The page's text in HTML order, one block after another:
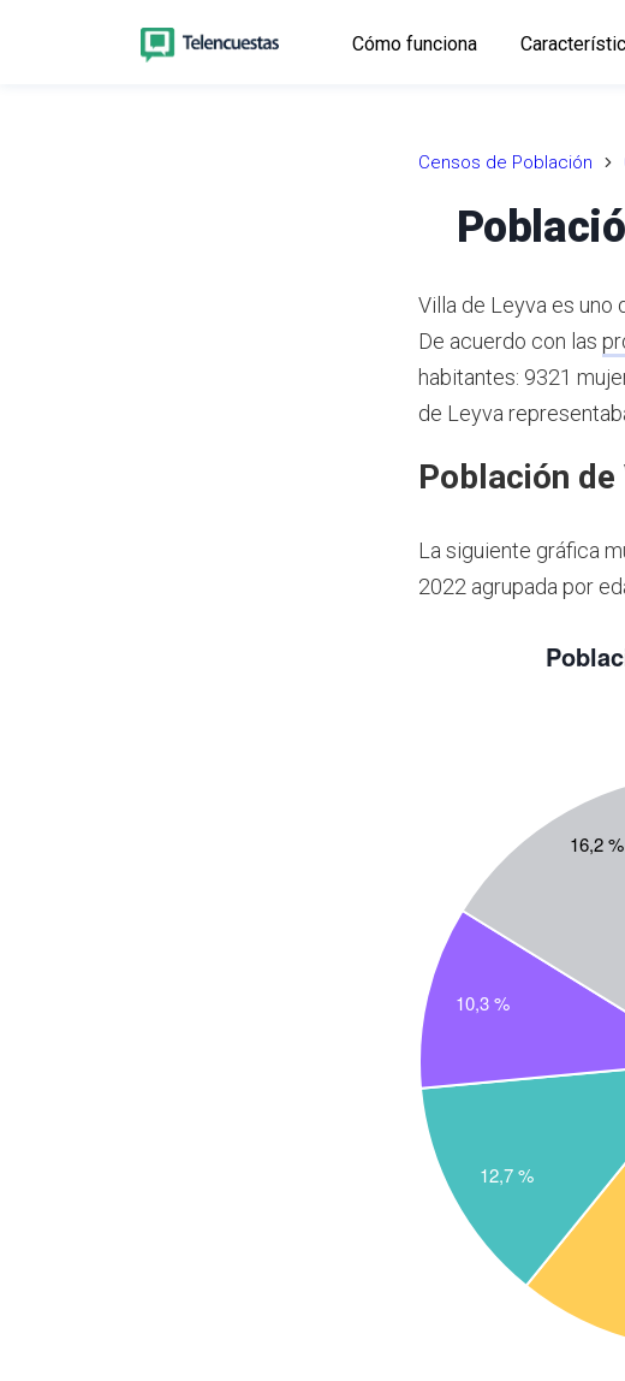
Cómo funciona
Censos de Población
Villa de Leyva es uno
De acuerdo con las
habitantes: 9321
de Leyva
Población
La siguiente gráfica
2022 agrupada por